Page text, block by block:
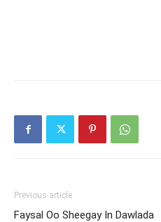
Previous article
Faysal Oo Sheegay In Dawlada